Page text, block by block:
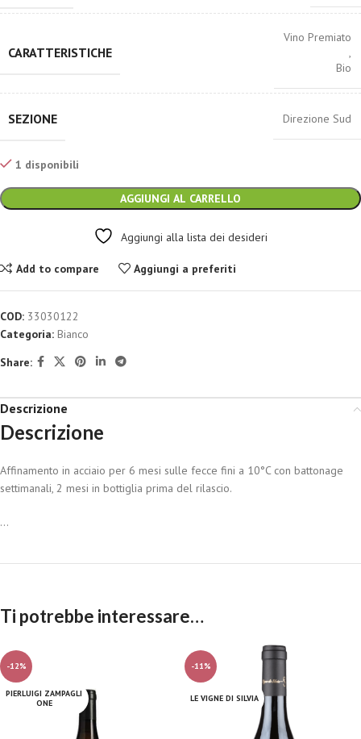
CARATTERISTICHE
Vino Premiato
,
Bio
SEZIONE Direzione Sud
1 disponibili
AGGIUNGI AL CARRELLO
Aggiungi alla lista dei desideri
Add to compare Aggiungi a preferiti
COD: 33030122
Categoria: Bianco
Share:
Descrizione
Descrizione
Affinamento in acciaio per 6 mesi sulle fecce fini a 10°C con battonage
settimanali, 2 mesi in bottiglia prima del rilascio.
...
Ti potrebbe interessare…
-12%
PIERLUIGI ZAMPAGLI
ONE
-11%
LE VIGNE DI SILVIA